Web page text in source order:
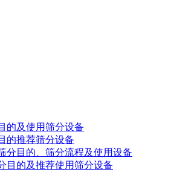
的及使用筛分设备
的推荐筛分设备
分目的、筛分流程及使用设备
目的及推荐使用筛分设备